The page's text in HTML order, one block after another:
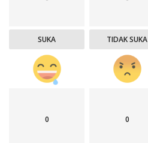
SUKA TIDAK SUKA
0 0